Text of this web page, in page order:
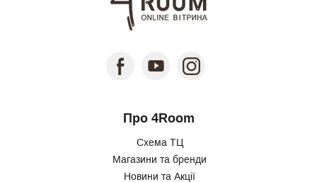
Про 4Room
Схема ТЦ
Магазини та бренди
Новини та Акції